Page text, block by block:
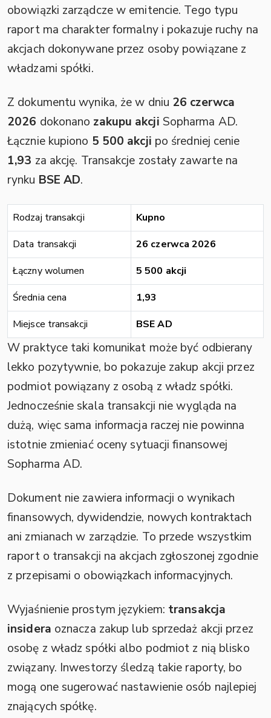
obowiązki zarządcze w emitencie. Tego typu
raport ma charakter formalny i pokazuje ruchy na
akcjach dokonywane przez osoby powiązane z
władzami spółki.
Z dokumentu wynika, że w dniu 26 czerwca
2026 dokonano zakupu akcji Sopharma AD.
Łącznie kupiono 5 500 akcji po średniej cenie
1,93 za akcję. Transakcje zostały zawarte na
rynku BSE AD.
Rodzaj transakcji
Kupno
Data transakcji
26 czerwca 2026
Łączny wolumen
5 500 akcji
Średnia cena
1,93
Miejsce transakcji
BSE AD
W praktyce taki komunikat może być odbierany
lekko pozytywnie, bo pokazuje zakup akcji przez
podmiot powiązany z osobą z władz spółki.
Jednocześnie skala transakcji nie wygląda na
dużą, więc sama informacja raczej nie powinna
istotnie zmieniać oceny sytuacji finansowej
Sopharma AD.
Dokument nie zawiera informacji o wynikach
finansowych, dywidendzie, nowych kontraktach
ani zmianach w zarządzie. To przede wszystkim
raport o transakcji na akcjach zgłoszonej zgodnie
z przepisami o obowiązkach informacyjnych.
Wyjaśnienie prostym językiem: transakcja
insidera oznacza zakup lub sprzedaż akcji przez
osobę z władz spółki albo podmiot z nią blisko
związany. Inwestorzy śledzą takie raporty, bo
mogą one sugerować nastawienie osób najlepiej
znających spółkę.